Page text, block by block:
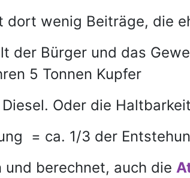
dort wenig Beiträge, die
der Bürger und das
5 Tonnen Kupfer
Oder die
= ca. 1/3 der
berechnet, auch die